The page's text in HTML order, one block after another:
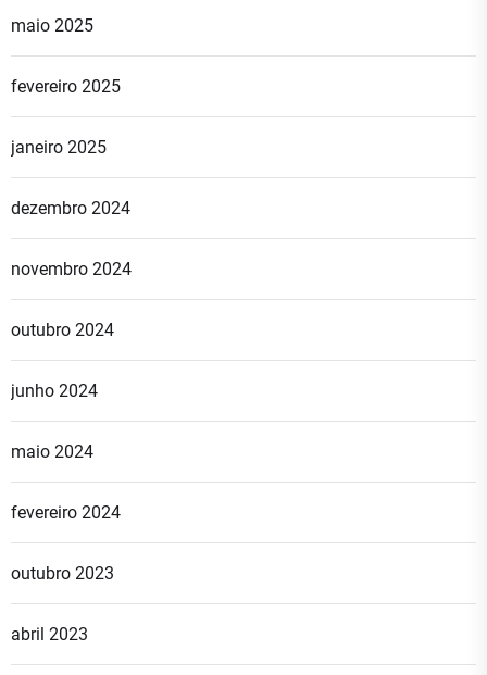
maio 2025
fevereiro 2025
janeiro 2025
dezembro 2024
novembro 2024
outubro 2024
junho 2024
maio 2024
fevereiro 2024
outubro 2023
abril 2023